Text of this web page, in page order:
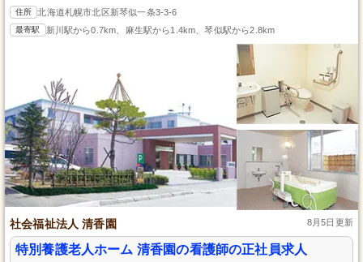
住所 北海道札幌市北区新琴似一条3-3-6
最寄駅 新川駅から0.7km、麻生駅から1.4km、琴似駅から2.8km
社会福祉法人 清香園 8月5日更新
特別養護老人ホーム 清香園の看護師の正社員求人